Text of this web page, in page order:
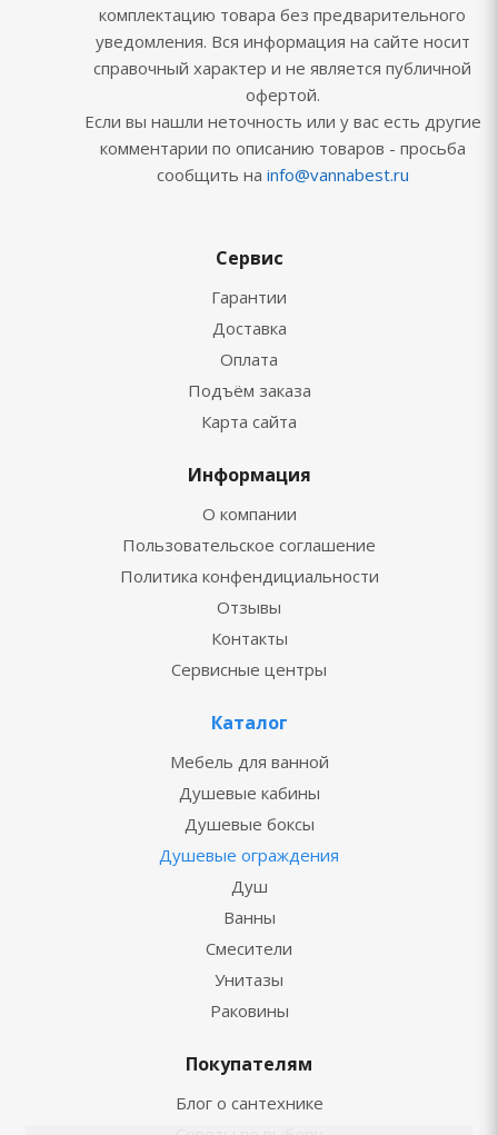
комплектацию товара без предварительного
уведомления. Вся информация на сайте носит
справочный характер и не является публичной
офертой.
Если вы нашли неточность или у вас есть другие
комментарии по описанию товаров - просьба
сообщить на info@vannabest.ru
Сервис
Гарантии
Доставка
Оплата
Подъём заказа
Карта сайта
Информация
О компании
Пользовательское соглашение
Политика конфендициальности
Отзывы
Контакты
Сервисные центры
Каталог
Мебель для ванной
Душевые кабины
Душевые боксы
Душевые ограждения
Душ
Ванны
Смесители
Унитазы
Раковины
Покупателям
Блог о сантехнике